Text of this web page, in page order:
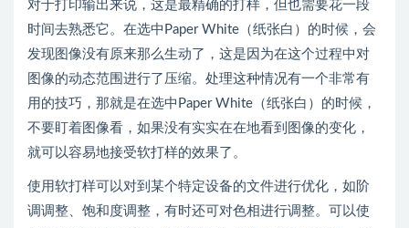
对于打印输出来说，这是最精确的打样，但也需要花一段
时间去熟悉它。在选中Paper White（纸张白）的时候，会
发现图像没有原来那么生动了，这是因为在这个过程中对
图像的动态范围进行了压缩。处理这种情况有一个非常有
用的技巧，那就是在选中Paper White（纸张白）的时候，
不要盯着图像看，如果没有实实在在地看到图像的变化，
就可以容易地接受软打样的效果了。
使用软打样可以对到某个特定设备的文件进行优化，如阶
调调整、饱和度调整，有时还可对色相进行调整。可以使